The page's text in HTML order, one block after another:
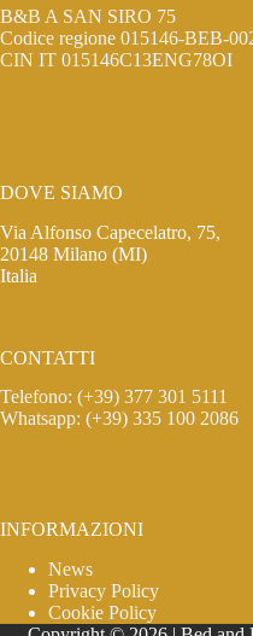
B&B A SAN SIRO 75
Codice regione 015146-BEB-
CIN IT 015146C13ENG78OI
DOVE SIAMO
Via Alfonso Capecelatro, 75,
20148 Milano (MI)
Italia
CONTATTI
Telefono: (+39) 377 301 5111
Whatsapp: (+39) 335 100 2086
INFORMAZIONI
News
Privacy Policy
Cookie Policy